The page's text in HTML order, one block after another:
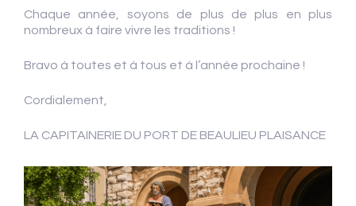
Chaque année, soyons de plus de plus en plus
nombreux à faire vivre les traditions !
Bravo à toutes et à tous et à l’année prochaine !
Cordialement,
LA CAPITAINERIE DU PORT DE BEAULIEU PLAISANCE